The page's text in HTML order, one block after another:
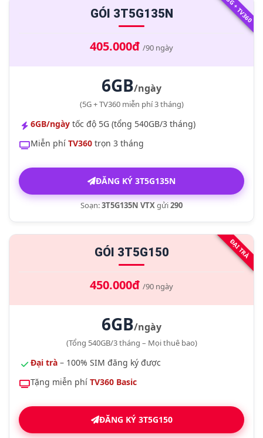
5G + TV360
GÓI 3T5G135N
405.000đ /90 ngày
6GB/ngày
(5G + TV360 miễn phí 3 tháng)
6GB/ngày tốc độ 5G (tổng 540GB/3 tháng)
Miễn phí TV360 trọn 3 tháng
ĐĂNG KÝ 3T5G135N
Soạn:3T5G135N VTXgửi290
ĐẠI TRÀ
GÓI 3T5G150
450.000đ /90 ngày
6GB/ngày
(Tổng 540GB/3 tháng – Mọi thuê bao)
Đại trà – 100% SIM đăng ký được
Tặng miễn phí TV360 Basic
ĐĂNG KÝ 3T5G150